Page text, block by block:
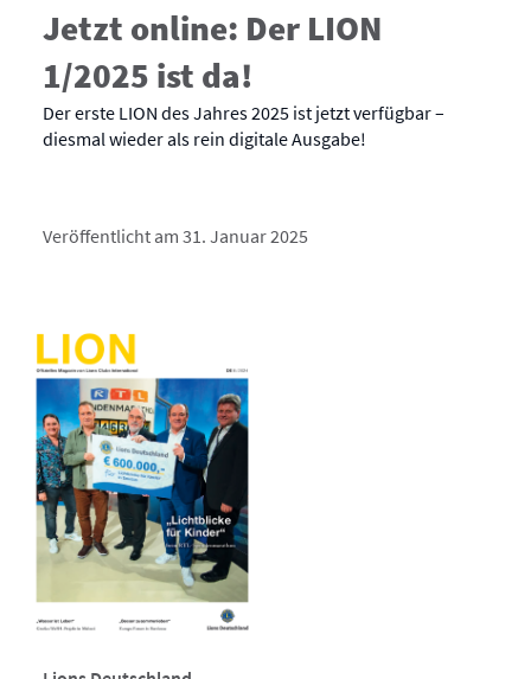
Jetzt online: Der LION
1/2025 ist da!
Der erste LION des Jahres 2025 ist jetzt verfügbar –
diesmal wieder als rein digitale Ausgabe!
Veröffentlicht am 31. Januar 2025